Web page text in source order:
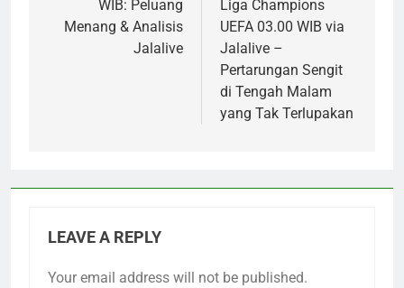
WIB: Peluang
Menang & Analisis
Jalalive
Liga Champions
UEFA 03.00 WIB via
Jalalive –
Pertarungan Sengit
di Tengah Malam
yang Tak Terlupakan
LEAVE A REPLY
Your email address will not be published.